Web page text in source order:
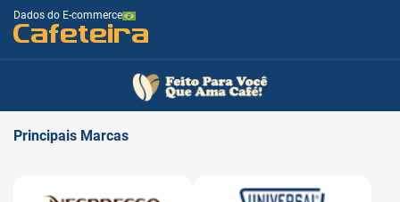
Dados do E-commerce
Cafeteira
Principais Marcas